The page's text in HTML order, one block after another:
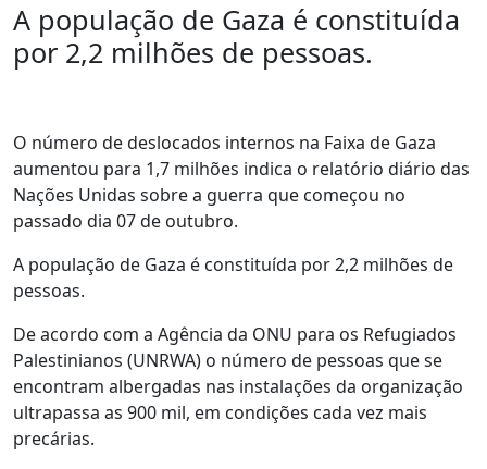
A população de Gaza é constituída
por 2,2 milhões de pessoas.
O número de deslocados internos na Faixa de Gaza
aumentou para 1,7 milhões indica o relatório diário das
Nações Unidas sobre a guerra que começou no
passado dia 07 de outubro.
A população de Gaza é constituída por 2,2 milhões de
pessoas.
De acordo com a Agência da ONU para os Refugiados
Palestinianos (UNRWA) o número de pessoas que se
encontram albergadas nas instalações da organização
ultrapassa as 900 mil, em condições cada vez mais
precárias.